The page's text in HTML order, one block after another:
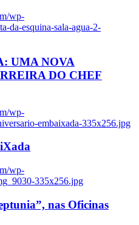
wp-
da-esquina-sala-agua-2-
UMA NOVA
DO CHEF
wp-
embaixada-335x256.jpg
wp-
335x256.jpg
nas Oficinas